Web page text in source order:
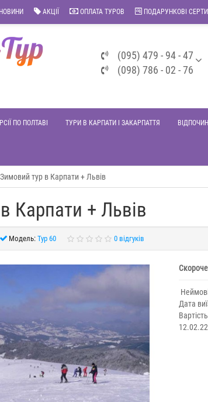
НОВИНИ АКЦІЇ ОПЛАТА ТУРОВ ПОДАРУНКОВІ
(095) 479 - 94 - 47
(098) 786 - 02 - 76
ПО ПОЛТАВІ ТУРИ В КАРПАТИ І ЗАКАРПАТТЯ
Зимовий тур в Карпати + Львів
Карпати + Львів
Модель: Тур 60 0 відгуків
Дата
12.02.22